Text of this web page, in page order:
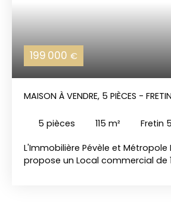
199 000 €
MAISON À VENDRE, 5 PIÈCES -
5 pièces 115 m² Fretin
L'Immobilière Pévèle et Métropole
propose un Local commercial de